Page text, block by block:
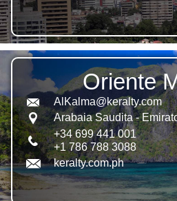
Oriente
AlKalma@keralty.com
Arabaia Saudita -
+34 699 441 001
+1 786 788 3088
keralty.com.ph